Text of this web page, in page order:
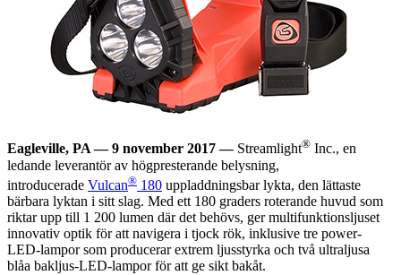
Eagleville, PA — 9 november 2017 —Streamlight® Inc., en
ledande leverantör av högpresterande belysning,
introducerade Vulcan® 180 uppladdningsbar lykta, den lättaste
bärbara lyktan i sitt slag. Med ett 180 graders roterande huvud som
riktar upp till 1 200 lumen där det behövs, ger multifunktionsljuset
innovativ optik för att navigera i tjock rök, inklusive tre power-
LED-lampor som producerar extrem ljusstyrka och två ultraljusa
blåa bakljus-LED-lampor för att ge sikt bakåt.